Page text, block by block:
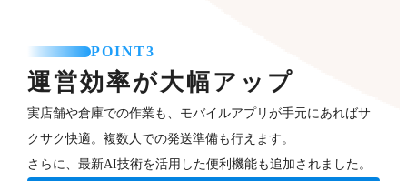
POINT3
運営効率が大幅アップ
実店舗や倉庫での作業も、モバイルアプリが手元にあればサ
クサク快適。複数人での発送準備も行えます。
さらに、最新AI技術を活用した便利機能も追加されました。